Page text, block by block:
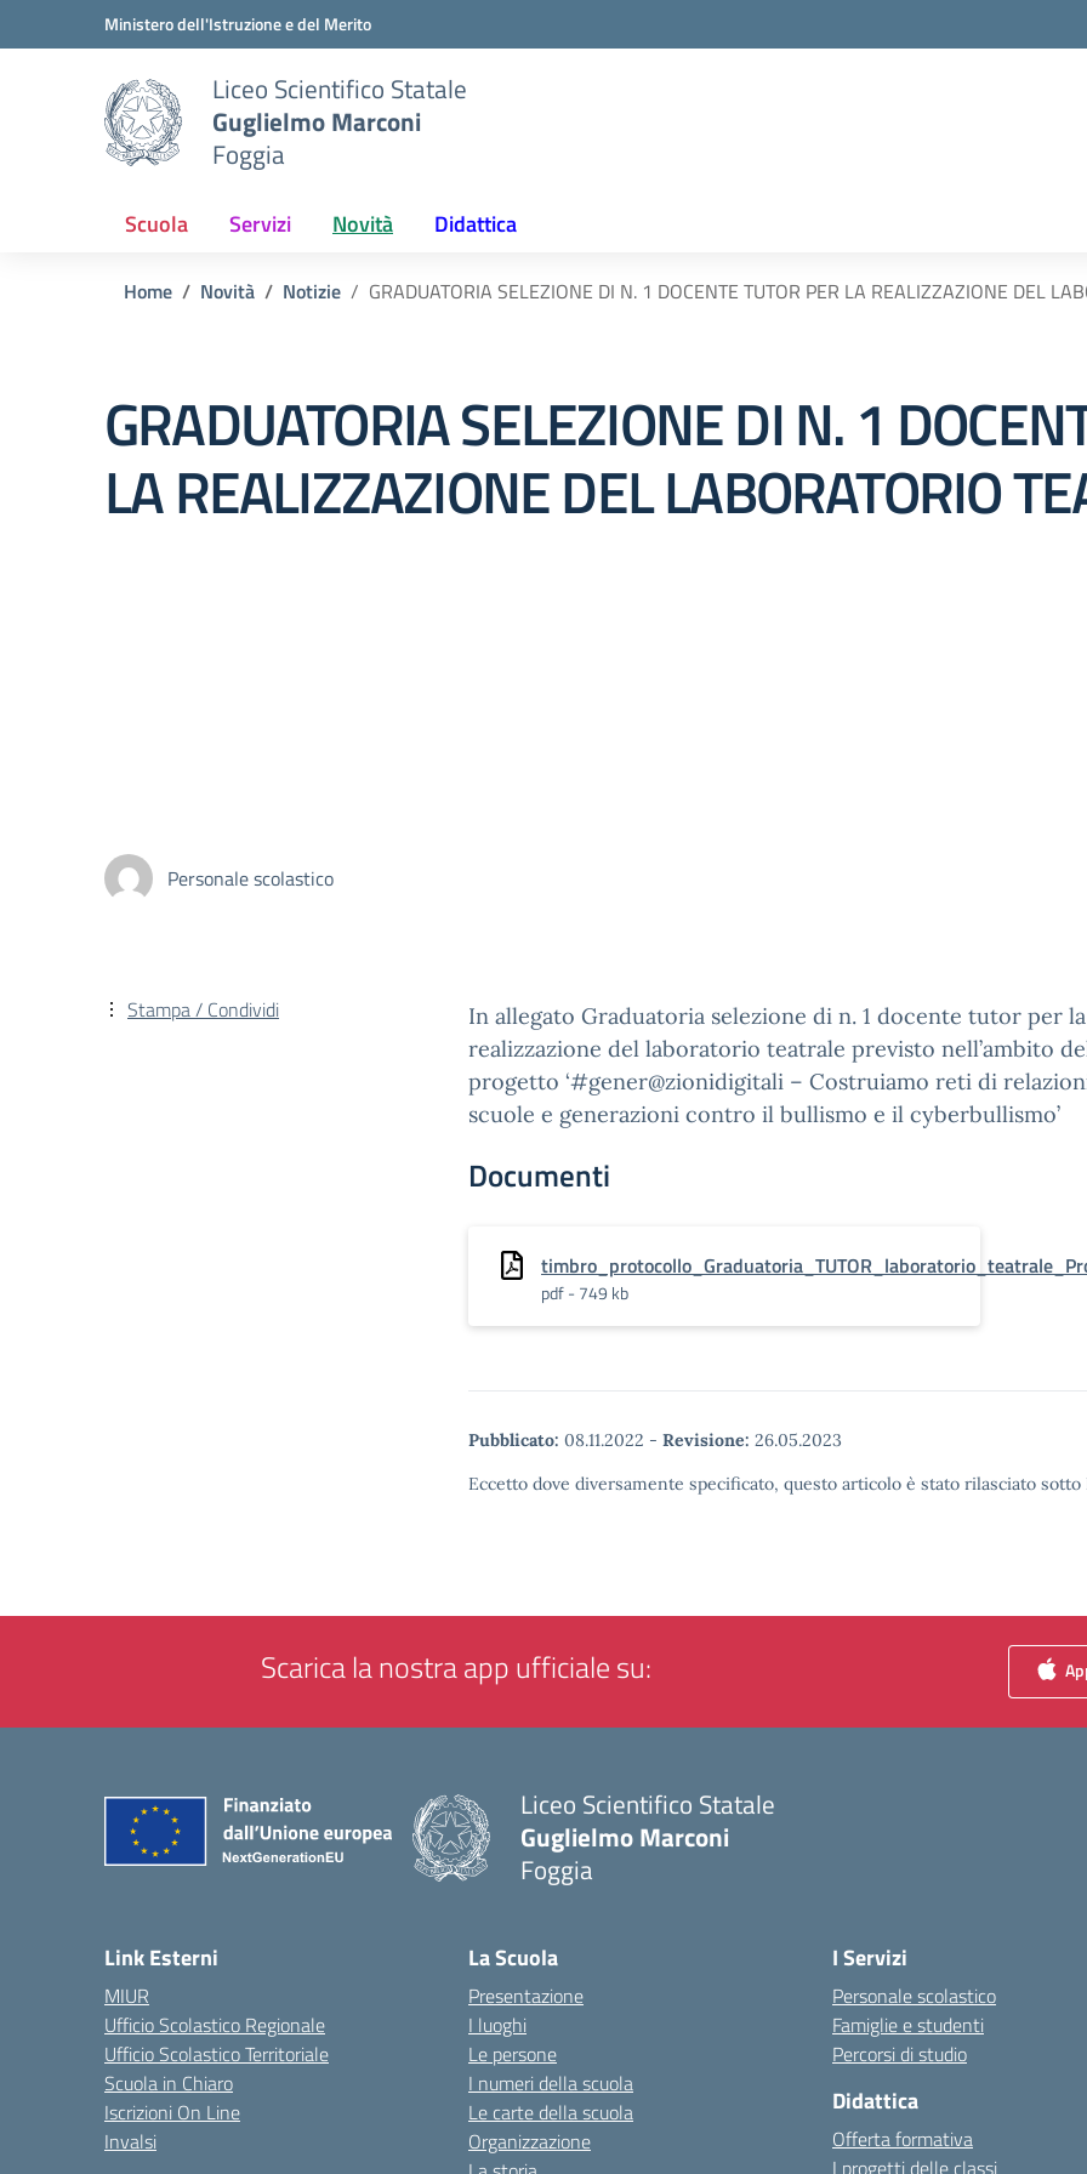
Vai ai contenuti
Vai al menu di navigazioneMinistero dell'Istruzione e del Merito
Liceo Scientifico Statale
Guglielmo Marconi
Foggia
Scuola Servizi Novità Didattica
Home Novità Notizie GRADUATORIA SELEZIONE DI N. 1 DOCENTE TUTOR PER LA REALIZZAZIONE DEL
GRADUATORIA SELEZIONE DI N. 1
LA REALIZZAZIONE DEL LABORATORIO
Personale scolastico
In allegato Graduatoria selezione di n. 1 docente tutor per la
realizzazione del laboratorio teatrale previsto nell’ambito
progetto ‘#gener@zionidigitali – Costruiamo reti di
scuole e generazioni contro il bullismo e il cyberbullismo’
Documenti
pdf - 749 kb
Pubblicato: 08.11.2022 - Revisione: 26.05.2023
Eccetto dove diversamente specificato, questo articolo è stato rilasciato
Stampa / Condividi
Scarica la nostra app ufficiale su:
Liceo Scientifico Statale
Guglielmo Marconi
Foggia
Link Esterni
MIUR
Ufficio Scolastico Regionale
Ufficio Scolastico Territoriale
Scuola in Chiaro
Iscrizioni On Line
Invalsi
La Scuola
Presentazione
I luoghi
Le persone
I numeri della scuola
Le carte della scuola
Organizzazione
I Servizi
Personale scolastico
Famiglie e studenti
Percorsi di studio
Didattica
Offerta formativa
I progetti delle classi